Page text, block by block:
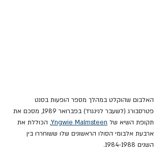
האלבום שהוקלט במהלך מספר הופעות בסנט
פטרסבורג (לשעבר לנינגרד) בפברואר 1989, מסכם את
תקופת השיא של Yngwie Malmsteen, הכוללת את
ארבעת אלבומי הסולו הראשונים שלו ששוחררו בין
השנים 1984-1988.